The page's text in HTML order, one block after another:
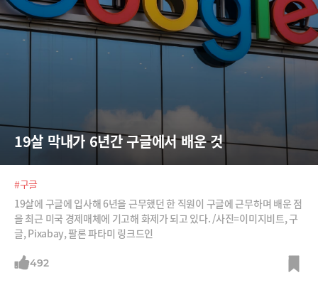
19살 막내가 6년간 구글에서 배운 것
#구글
19살에 구글에 입사해 6년을 근무했던 한 직원이 구글에 근무하며 배운 점
을 최근 미국 경제매체에 기고해 화제가 되고 있다. /사진=이미지비트, 구
글, Pixabay, 팔론 파타미 링크드인
492